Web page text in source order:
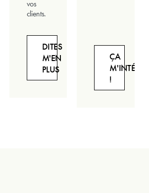
vos
clients.
DITES
M'EN
PLUS
ÇA
!